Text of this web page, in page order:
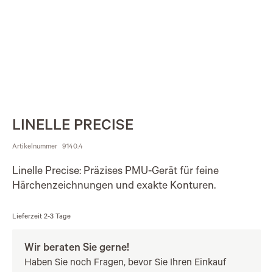
LINELLE PRECISE
Artikelnummer 9140.4
Linelle Precise: Präzises PMU-Gerät für feine
Härchenzeichnungen und exakte Konturen.
Lieferzeit 2-3 Tage
Wir beraten Sie gerne!
Haben Sie noch Fragen, bevor Sie Ihren Einkauf